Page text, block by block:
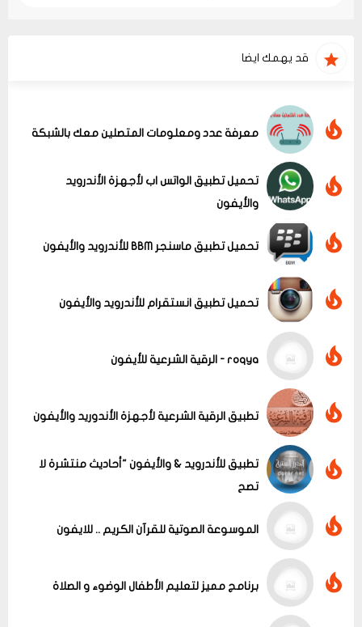
قد يهمك ايضا
عرض الكل
معرفة عدد ومعلومات المتصلين معك بالشبكة
تحميل تطبيق الواتس اب لأجهزة الأندرويد
والأيفون
تحميل تطبيق ماسنجر BBM للأندرويد والأيفون
تحميل تطبيق انستقرام للأندرويد والأيفون
roqya - الرقية الشرعية للأيفون
تطبيق الرقية الشرعية لأجهزة الأندوريد والأيفون
تطبيق للأندرويد & والأيفون "أحاديث منتشرة لا
تصح
الموسوعة الصوتية للقرآن الكريم .. للايفون
برنامج مميز لتعليم الأطفال الوضوء و الصلاة